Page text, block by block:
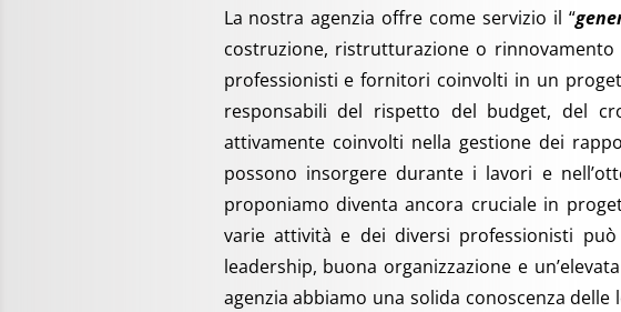
La nostra agenzia offre come servizio il “
costruzione, ristrutturazione o
professionisti e fornitori coinvolti in un
responsabili del rispetto del budget, del
attivamente coinvolti nella gestione dei
possono insorgere durante i lavori e
proponiamo diventa ancora cruciale in
varie attività e dei diversi professionisti
leadership, buona organizzazione e
agenzia abbiamo una solida conoscenza